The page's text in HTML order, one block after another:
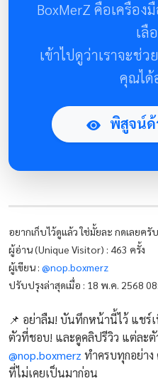
BoxMerZ คือเครื่อ
เลื
เข้าไปดูว่าเราจะช่
คุณได้
พิสูจน์ด้
อยากเก็บไว้ดูแล้ว ใช่มั้ยละ กดเลยครั
ผู้อ่าน (Unique Visitor) : 463 ครั้ง
ผู้เขียน : @nop.boxmerz
ปรับปรุงล่าสุดเมื่อ : 18 พ.ค. 2568
📌 อย่าลืม! บันทึกหน้านี้ไว้ แชร์
ตัวที่ชอบ! และดูคลิปรีวิว แต่ละ
@nop.boxmerz ทำครบทุกอย่า
ที่ไม่เคยเป็นมาก่อน